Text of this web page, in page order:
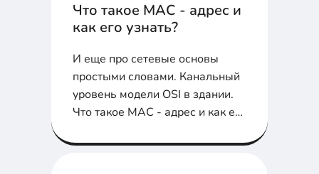
Что такое MAC - адрес и
как его узнать?
И еще про сетевые основы
простыми словами. Канальный
уровень модели OSI в здании.
Что такое MAC - адрес и как его